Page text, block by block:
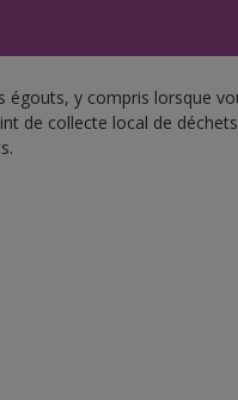
égouts, y compris lorsque
de collecte local de